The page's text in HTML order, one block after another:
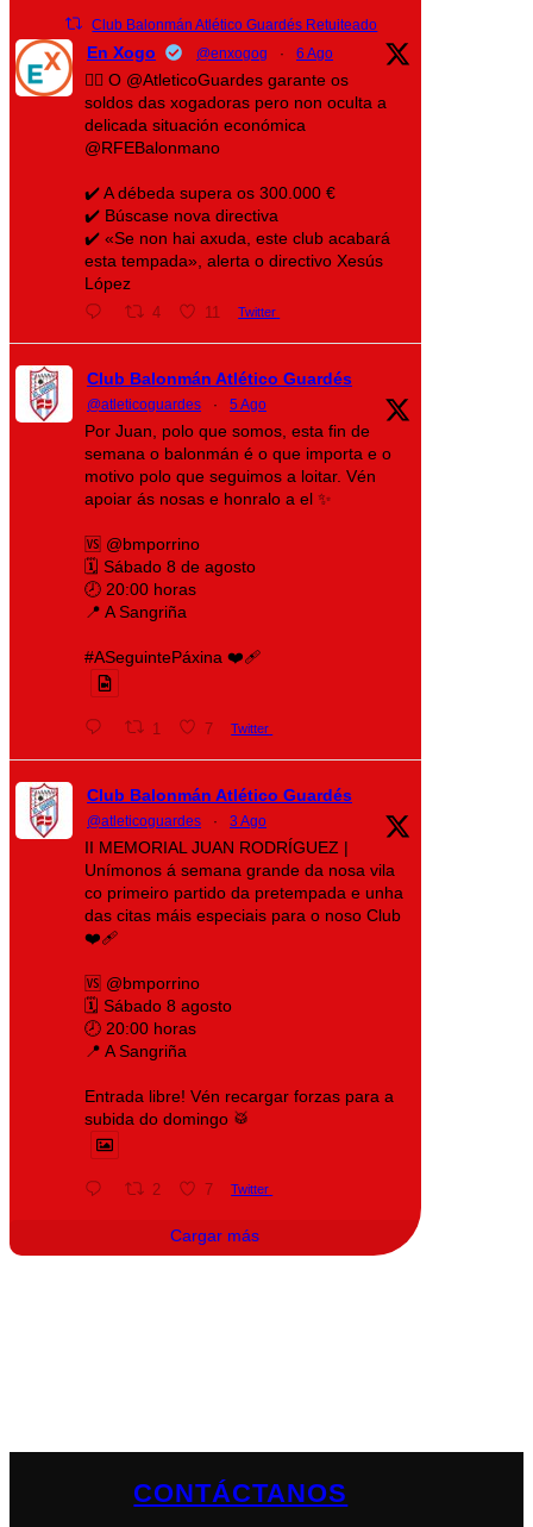
Club Balonmán Atlético Guardés Retuiteado
En Xogo @enxogog · 6 Ago
🤾‍♀️ O @AtleticoGuardes garante os
soldos das xogadoras pero non oculta a
delicada situación económica
@RFEBalonmano
✔️ A débeda supera os 300.000 €
✔️ Búscase nova directiva
✔️ «Se non hai axuda, este club acabará
esta tempada», alerta o directivo Xesús
López
4 11 Twitter
Club Balonmán Atlético Guardés
@atleticoguardes · 5 Ago
Por Juan, polo que somos, esta fin de
semana o balonmán é o que importa e o
motivo polo que seguimos a loitar. Vén
apoiar ás nosas e honralo a el ✨
🆚 @bmporrino
🗓️ Sábado 8 de agosto
🕗 20:00 horas
📍 A Sangriña
#ASeguintePáxina ❤️‍🩹
1 7 Twitter
Club Balonmán Atlético Guardés
@atleticoguardes · 3 Ago
II MEMORIAL JUAN RODRÍGUEZ |
Unímonos á semana grande da nosa vila
co primeiro partido da pretempada e unha
das citas máis especiais para o noso Club
❤️‍🩹
🆚 @bmporrino
🗓️ Sábado 8 agosto
🕗 20:00 horas
📍 A Sangriña
Entrada libre! Vén recargar forzas para a
subida do domingo 🥁
2 7 Twitter
Cargar más
CONTÁCTANOS